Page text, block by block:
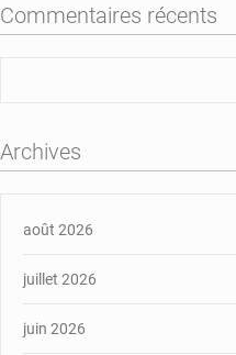
Commentaires récents
Archives
août 2026
juillet 2026
juin 2026